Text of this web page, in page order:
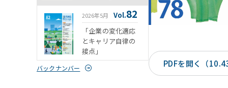
「企業の変化適応
とキャリア自律の
接点」
2026年5月 Vol.82
バックナンバー PDFを開く（